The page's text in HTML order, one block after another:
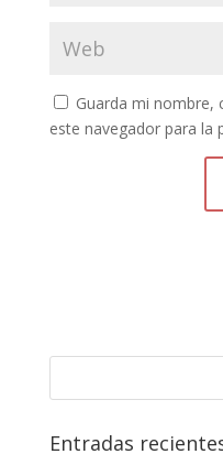
Guarda mi nombre,
este navegador para la
Entradas